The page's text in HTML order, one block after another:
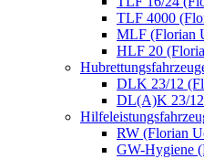
TLF 4000
MLF (Florian
HLF 20
DLK 23/12
DL(A)K 23/12
RW (Florian
GW-Hygiene